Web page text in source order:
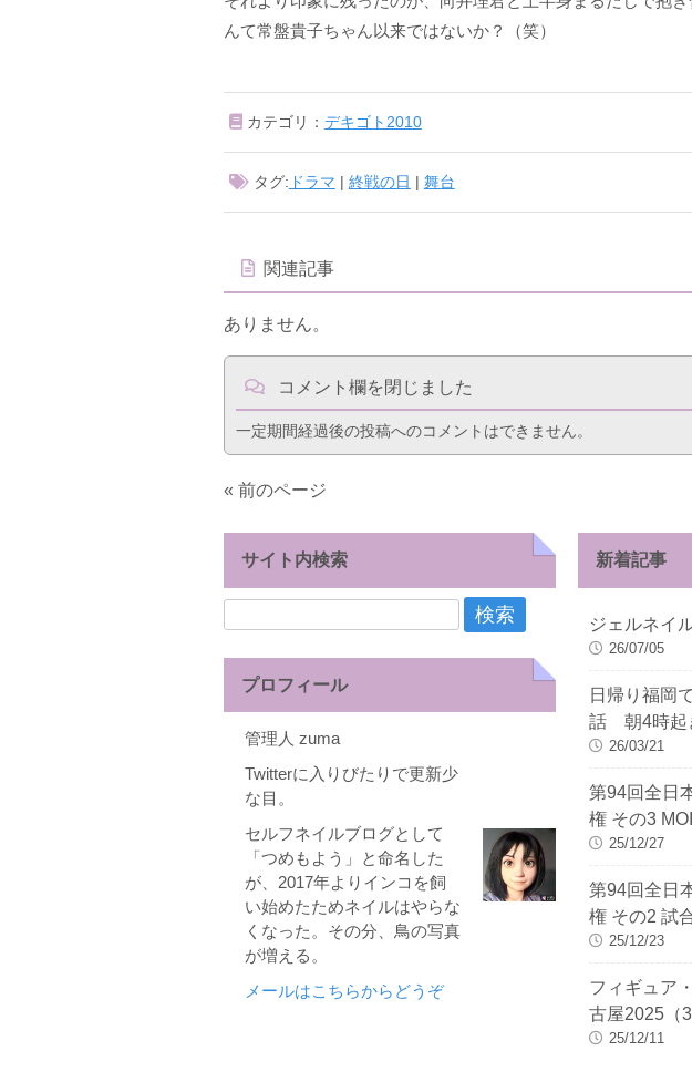
んて常盤貴子ちゃん以来ではないか？（笑）
カテゴリ： デキゴト2010
タグ: ドラマ | 終戦の日 | 舞台
関連記事
ありません。
コメント欄を閉じました
一定期間経過後の投稿へのコメントはできません。
« 前のページ
サイト内検索
索:
プロフィール
管理人 zuma
Twitterに入りびたりで更新少
な目。
セルフネイルブログとして
「つめもよう」と命名した
が、2017年よりインコを飼
い始めたためネイルはやらな
くなった。その分、鳥の写真
が増える。
メールはこちらからどうぞ
新着記事
ジェルネイ
26/07/05
日帰り福岡
話 朝4時起
26/03/21
第94回全日
権 その3
25/12/27
第94回全日
権 その2 試
25/12/23
フィギュア
古屋2025（
25/12/11